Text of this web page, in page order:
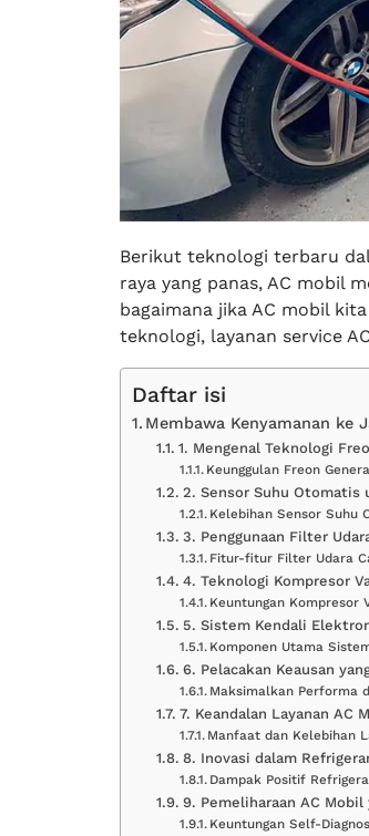
Berikut teknologi terbaru
raya yang panas, AC mobil
bagaimana jika AC mobil
teknologi, layanan service
Daftar isi
Membawa Kenyamanan ke
1. Mengenal Teknologi
Keunggulan Freon
2. Sensor Suhu Otomatis
Kelebihan Sensor Suhu
3. Penggunaan Filter
Fitur-fitur Filter Udara
4. Teknologi Kompresor
Keuntungan Kompresor
5. Sistem Kendali
Komponen Utama
6. Pelacakan Keausan
Maksimalkan Performa
7. Keandalan Layanan AC
Manfaat dan Kelebihan
8. Inovasi dalam
Dampak Positif
9. Pemeliharaan AC
Keuntungan Self-